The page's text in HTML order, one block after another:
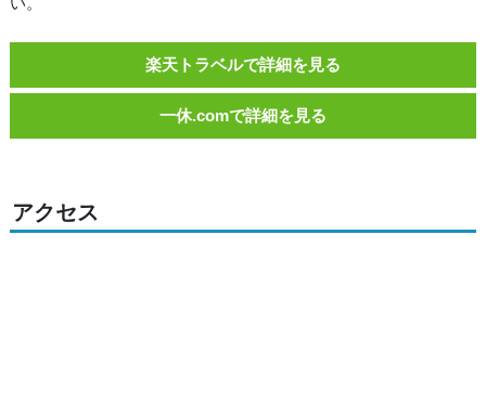
楽天トラベルで詳細を見る
一休.comで詳細を見る
アクセス